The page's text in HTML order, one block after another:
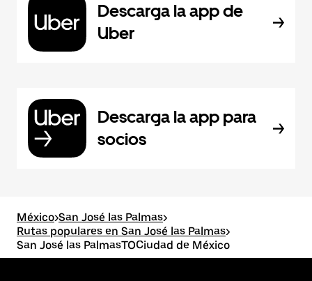
Descarga la app de
Uber
Descarga la app para
socios
México>San José las Palmas>
Rutas populares en San José las Palmas>
San José las PalmasTOCiudad de México